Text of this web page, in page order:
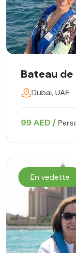
Bateau
Dubai, UAE
99 AED /
En vedette